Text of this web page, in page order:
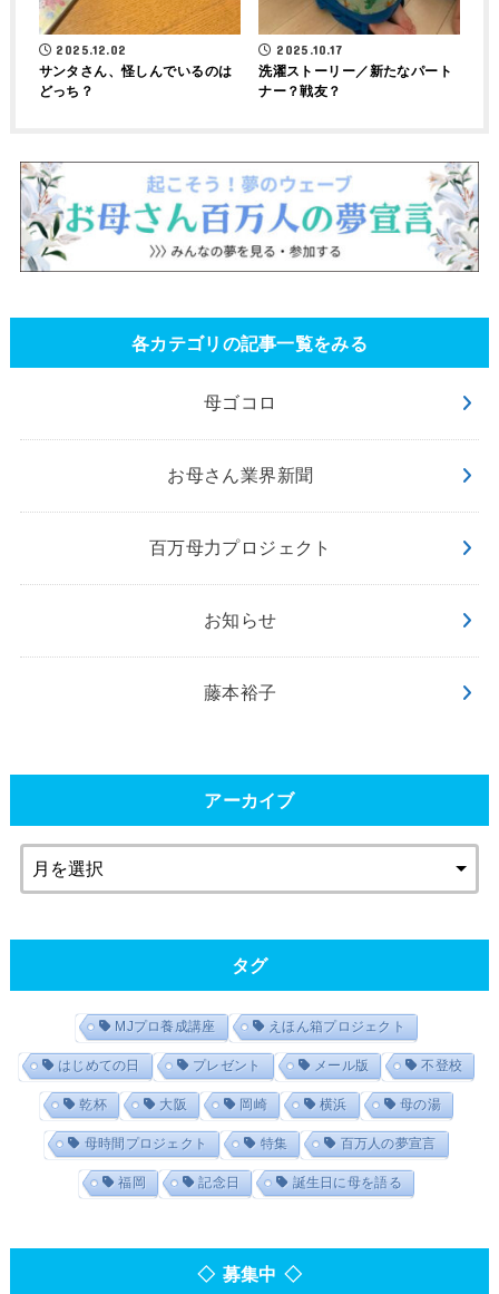
2025.12.02
サンタさん、怪しんでいるのは
どっち？
2025.10.17
洗濯ストーリー／新たなパート
ナー？戦友？
各カテゴリの記事一覧をみる
母ゴコロ
お母さん業界新聞
百万母力プロジェクト
お知らせ
藤本裕子
アーカイブ
タグ
MJプロ養成講座 えほん箱プロジェクト
はじめての日 プレゼント メール版 不登校
乾杯 大阪 岡崎 横浜 母の湯
母時間プロジェクト 特集 百万人の夢宣言
福岡 記念日 誕生日に母を語る
◇ 募集中 ◇